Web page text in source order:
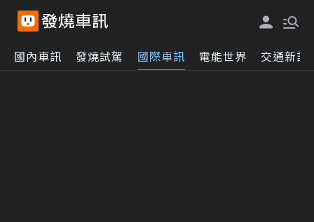
國內車訊 發燒試駕 國際車訊 電能世界 交通新訊